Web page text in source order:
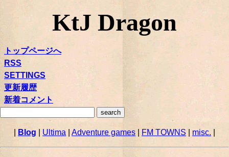
KtJ Dragon
トップページへ
RSS
SETTINGS
更新履歴
新着コメント
Blog Ultima Adventure games FM TOWNS| misc.